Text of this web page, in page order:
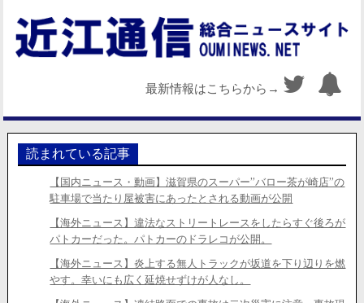
最新情報はこちらから→
読まれている記事
【国内ニュース・動画】滋賀県のスーパー”バロー茶が崎店”の
駐車場で当たり屋被害にあったとされる動画が公開
【海外ニュース】違法なストリートレースをしたらすぐ後ろが
パトカーだった。パトカーのドラレコが公開。
【海外ニュース】炎上する無人トラックが坂道を下り辺りを燃
やす。幸いにも広く延焼せずけが人なし。